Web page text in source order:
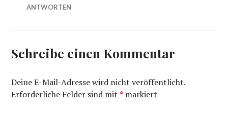
ANTWORTEN
Schreibe einen Kommentar
Deine E-Mail-Adresse wird nicht veröffentlicht.
Erforderliche Felder sind mit* markiert